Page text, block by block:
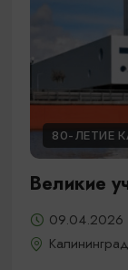
80-ЛЕТИЕ
Великие
09.04.2026